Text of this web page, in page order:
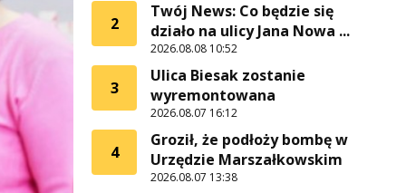
2
Twój News: Co będzie się
działo na ulicy Jana Nowa ...
2026.08.08 10:52
3
Ulica Biesak zostanie
wyremontowana
2026.08.07 16:12
4
Groził, że podłoży bombę w
Urzędzie Marszałkowskim
2026.08.07 13:38